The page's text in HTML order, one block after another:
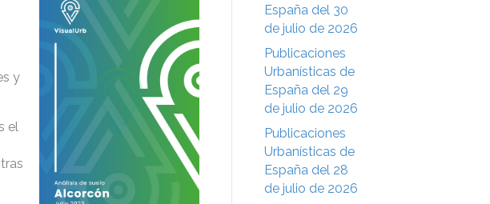
y
el
España del 30
de julio de 2026
Publicaciones
Urbanísticas de
España del 29
de julio de 2026
Publicaciones
Urbanísticas de
España del 28
de julio de 2026